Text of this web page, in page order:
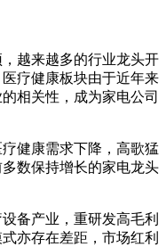
越来越多的行业龙头开
疗健康板块由于近年来
相关性，成为家电公司
健康需求下降，高歌猛
数保持增长的家电龙头
备产业，重研发高毛利
亦存在差距，市场红利